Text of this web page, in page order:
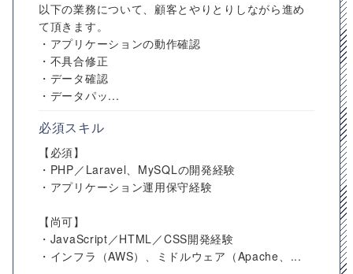
以下の業務について、顧客とやりとりしながら進め
て頂きます。
・アプリケーションの動作確認
・不具合修正
・データ確認
・データパッ...
必須スキル
【必須】
・PHP／Laravel、MySQLの開発経験
・アプリケーション運用保守経験
【尚可】
・JavaScript／HTML／CSS開発経験
・インフラ（AWS）、ミドルウェア（Apache、...